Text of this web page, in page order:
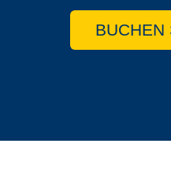
BUCHEN